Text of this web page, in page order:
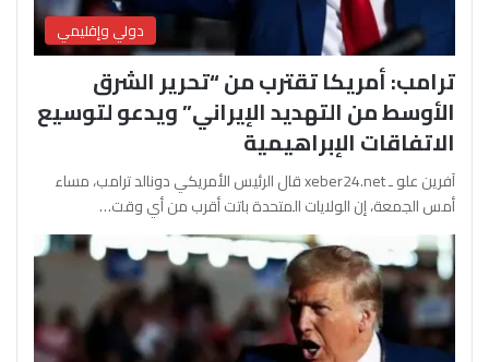
دولي وإقليمي
ترامب: أمريكا تقترب من “تحرير الشرق
الأوسط من التهديد الإيراني” ويدعو لتوسيع
الاتفاقات الإبراهيمية
آفرين علو ـ xeber24.net قال الرئيس الأمريكي دونالد ترامب، مساء
أمس الجمعة، إن الولايات المتحدة باتت أقرب من أي وقت…